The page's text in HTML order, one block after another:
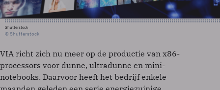
Shutterstock
© Shutterstock
VIA richt zich nu meer op de productie van x86-
processors voor dunne, ultradunne en mini-
notebooks. Daarvoor heeft het bedrijf enkele